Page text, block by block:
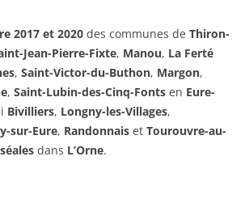
2017 et 2020 des communes de Thiron-
Jean-Pierre-Fixte, Manou, La Ferté
, Saint-Victor-du-Buthon, Margon,
, Saint-Lubin-des-Cinq-Fonts en Eure-
Bivilliers, Longny-les-Villages,
sur-Eure, Randonnais et Tourouvre-au-
dans L’Orne.